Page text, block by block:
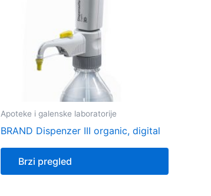
Apoteke i galenske laboratorije
BRAND Dispenzer III organic, digital
Brzi pregled